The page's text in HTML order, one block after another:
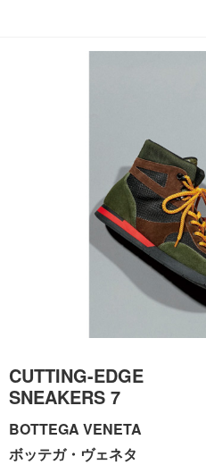
CUTTING-EDGE
SNEAKERS 7
BOTTEGA VENETA
ボッテガ・ヴェネタ